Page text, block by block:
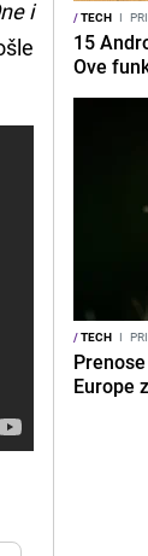
i
/TECH I
15
Ove
/TECH I
Europe